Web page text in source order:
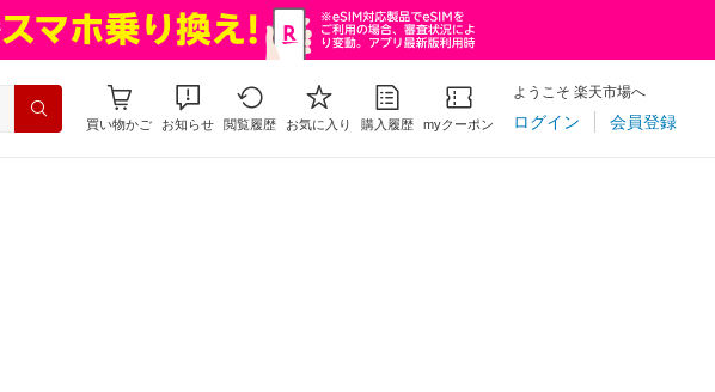
買い物かご お知らせ 閲覧履歴 お気に入り 購入履歴 myクーポン
ようこそ 楽天市場へ
ログイン 会員登録